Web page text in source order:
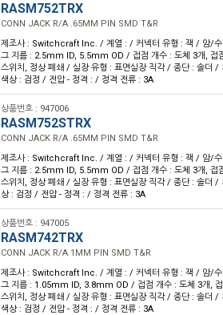
RASM752TRX
CONN JACK R/A .65MM PIN SMD T&R
제조사 : Switchcraft Inc. / 계열 : / 커넥터 유형 : 잭 / 암/수
그 지름 : 2.5mm ID, 5.5mm OD / 접점 개수 : 도체 3개, 접
스위치, 정상 폐쇄 / 실장 유형 : 표면실장 직각 / 종단 : 솔더
색상 : 검정 / 전압 - 정격 : / 정격 전류 : 3A
상품번호 : 947006
RASM752STRX
CONN JACK R/A .65MM PIN SMD T&R
제조사 : Switchcraft Inc. / 계열 : / 커넥터 유형 : 잭 / 암/수
그 지름 : 2.5mm ID, 5.5mm OD / 접점 개수 : 도체 3개, 접
스위치, 정상 폐쇄 / 실장 유형 : 표면실장 직각 / 종단 : 솔더
상 : 검정 / 전압 - 정격 : / 정격 전류 : 3A
상품번호 : 947005
RASM742TRX
CONN JACK R/A 1MM PIN SMD T&R
제조사 : Switchcraft Inc. / 계열 : / 커넥터 유형 : 잭 / 암/수
그 지름 : 1.05mm ID, 3.8mm OD / 접점 개수 : 도체 3개,
스위치, 정상 폐쇄 / 실장 유형 : 표면실장 직각 / 종단 : 솔더
색상 : 검정 / 전압 - 정격 : / 정격 전류 : 3A